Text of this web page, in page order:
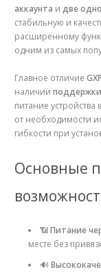
аккаунта и две
стабильную и
расширенному
одним из самых
Главное отличие
наличии поддержки
питание
от необходимости
гибкости при
Основные
📶Питание
месте без
🔊